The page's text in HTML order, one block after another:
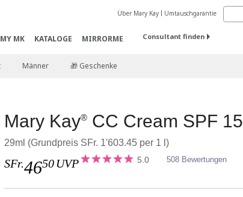
MY MK KATALOGE MIRRORME
Über Mary Kay Umtauschgarantie
Consultant finden
Männer 🎁 Geschenke
Mary Kay® CC Cream SPF 15
29ml (Grundpreis SFr. 1'603.45 per 1 l)
SFr.4650 UVP 5.0 508 Bewertungen